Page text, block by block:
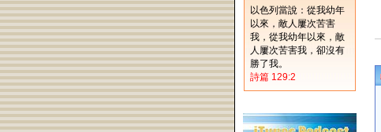
以色列當說：從我幼年
以來，敵人屢次苦害
我，從我幼年以來，敵
人屢次苦害我，卻沒有
勝了我。
詩篇 129:2